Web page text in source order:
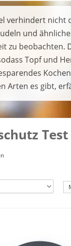
verhindert nicht
und
zu beobachten.
Topf und
Arten es gibt,